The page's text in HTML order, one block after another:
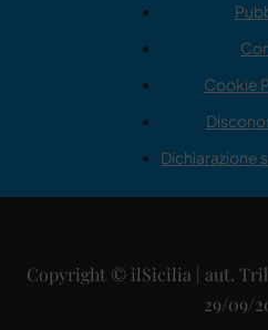
Cookie
Dichiarazione
Copyright © ilSicilia | aut.
29/09/